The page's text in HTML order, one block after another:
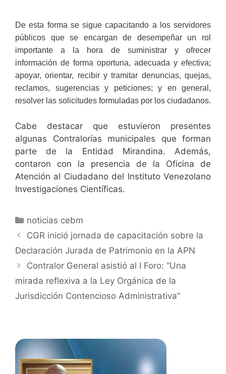
De esta forma se sigue capacitando a los servidores
públicos que se encargan de desempeñar un rol
importante a la hora de suministrar y ofrecer
información de forma oportuna, adecuada y efectiva;
apoyar, orientar, recibir y tramitar denuncias, quejas,
reclamos, sugerencias y peticiones; y en general,
resolver las solicitudes formuladas por los ciudadanos.
Cabe destacar que estuvieron presentes
algunas Contralorías municipales que forman
parte de la Entidad Mirandina. Además,
contaron con la presencia de la Oficina de
Atención al Ciudadano del Instituto Venezolano
Investigaciones Científicas.
noticias cebm
CGR inició jornada de capacitación sobre la
Declaración Jurada de Patrimonio en la APN
Contralor General asistió al I Foro: “Una
mirada reflexiva a la Ley Orgánica de la
Jurisdicción Contencioso Administrativa”